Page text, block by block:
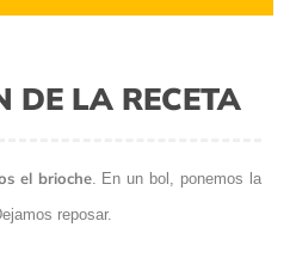
DE LA RECETA
el brioche. En un bol, ponemos la
reposar.